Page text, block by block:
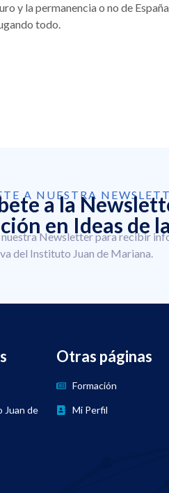
y la permanencia o no de
todo.
A NUESTRA
a la
en Ideas de
Newsletter para recibir
del Instituto Juan de Mariana.
de
Otras páginas
Formación
Mi Perfil